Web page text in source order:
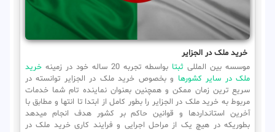
خرید ملک در الجزایر
موسسه بین المللی ثبتا بواسطه تجربه 20 ساله خود در زمینه
خرید
ملک در سایر کشورها و بخصوص خرید ملک در الجزایر توانسته در
سریع ترین زمان ممکن و همچنین بعنوان نماینده تام شما خدمات
مربوط به خرید ملک در الجزایر را بطور کامل از ابتدا تا انتها و مطابق با
آخرین استانداردها و قوانین حاکم بر کشور هدف انجام میدهد
بطوریکه در هیچ یک از مراحل اجرایی و فرایند کاری خرید ملک در